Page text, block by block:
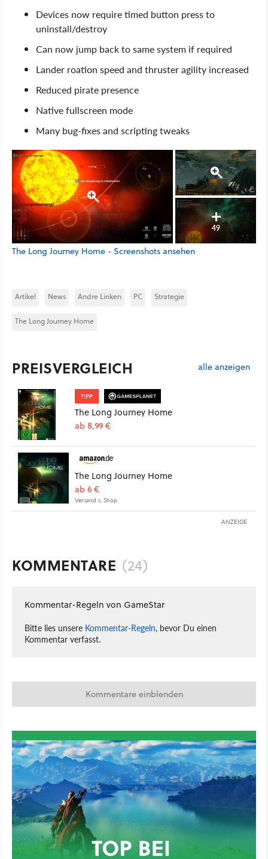
Devices now require timed button press to
uninstall/destroy
Can now jump back to same system if required
Lander roation speed and thruster agility increased
Reduced pirate presence
Native fullscreen mode
Many bug-fixes and scripting tweaks
49
The Long Journey Home - Screenshots ansehen
Artikel News Andre Linken PC Strategie
The Long Journey Home
PREISVERGLEICH alle anzeigen
TIPP
The Long Journey Home
ab 8,99 €
The Long Journey Home
ab 6 €
Versand s. Shop
ANZEIGE
KOMMENTARE (24)
Kommentar-Regeln von GameStar
Bitte lies unsere Kommentar-Regeln, bevor Du einen
Kommentar verfasst.
Kommentare einblenden